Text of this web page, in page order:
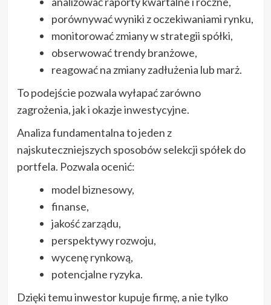
porównywać wyniki z oczekiwaniami rynku,
monitorować zmiany w strategii spółki,
obserwować trendy branżowe,
reagować na zmiany zadłużenia lub marż.
To podejście pozwala wyłapać zarówno
zagrożenia, jak i okazje inwestycyjne.
Analiza fundamentalna to jeden z
najskuteczniejszych sposobów selekcji spółek do
portfela. Pozwala ocenić:
model biznesowy,
finanse,
jakość zarządu,
perspektywy rozwoju,
wycenę rynkową,
potencjalne ryzyka.
Dzięki temu inwestor kupuje firmę, a nie tylko